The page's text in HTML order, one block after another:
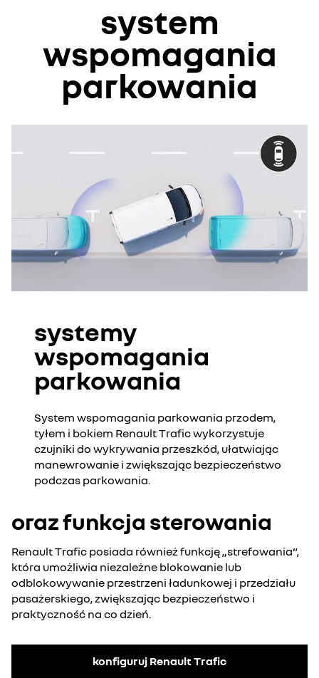
system
wspomagania
parkowania
systemy
wspomagania
parkowania
System wspomagania parkowania przodem,
tyłem i bokiem Renault Trafic wykorzystuje
czujniki do wykrywania przeszkód, ułatwiając
manewrowanie i zwiększając bezpieczeństwo
podczas parkowania.
oraz funkcja sterowania
Renault Trafic posiada również funkcję „strefowania“,
która umożliwia niezależne blokowanie lub
odblokowywanie przestrzeni ładunkowej i przedziału
pasażerskiego, zwiększając bezpieczeństwo i
praktyczność na co dzień.
konfiguruj Renault Trafic